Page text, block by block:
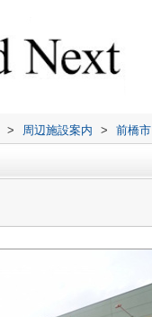
> 周辺施設案内 > 前橋市